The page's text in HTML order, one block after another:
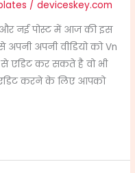
/deviceskey.com
और नई पोस्ट में आज की इस
अपनी वीडियो को Vn
एडिट कर सकते है वो भी
करने के लिए आपको